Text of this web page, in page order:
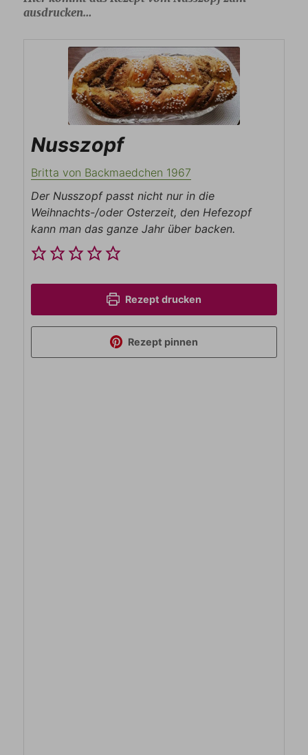
ausdrucken…
Nusszopf
Britta von Backmaedchen 1967
Der Nusszopf passt nicht nur in die
Weihnachts-/oder Osterzeit, den Hefezopf
kann man das ganze Jahr über backen.
Rezept drucken
Rezept pinnen